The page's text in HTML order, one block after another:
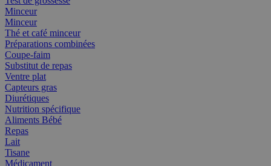
Minceur
Minceur
Thé et café minceur
Préparations combinées
Coupe-faim
Substitut de repas
Ventre plat
Capteurs gras
Diurétiques
Nutrition spécifique
Aliments Bébé
Repas
Lait
Tisane
Médicament